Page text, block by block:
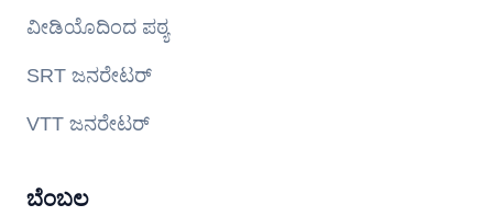
ವೀಡಿಯೊದಿಂದ ಪಠ್ಯ
SRT ಜನರೇಟರ್
VTT ಜನರೇಟರ್
ಬೆಂಬಲ